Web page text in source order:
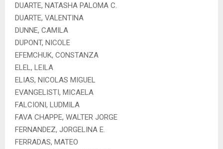
DUARTE, NATASHA PALOMA C.
DUARTE, VALENTINA
DUNNE, CAMILA
DUPONT, NICOLE
EFEMCHUK, CONSTANZA
ELEL, LEILA
ELIAS, NICOLAS MIGUEL
EVANGELISTI, MICAELA
FALCIONI, LUDMILA
FAVA CHAPPE, WALTER JORGE
FERNANDEZ, JORGELINA E.
FERRADAS, MATEO